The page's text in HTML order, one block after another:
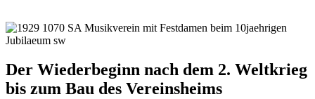
Der Wiederbeginn nach dem 2. Weltkrieg
bis zum Bau des Vereinsheims